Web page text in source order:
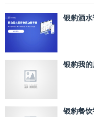
银豹酒
银豹我
银豹餐